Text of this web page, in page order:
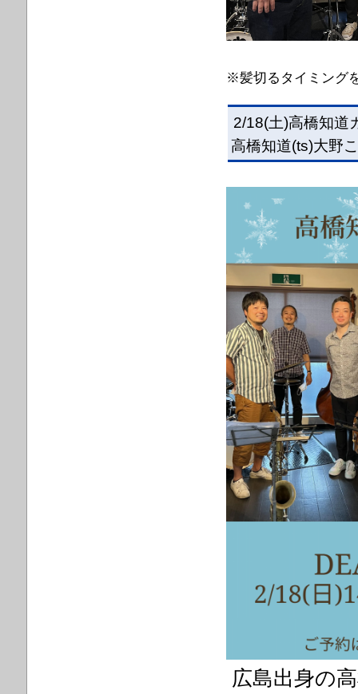
※髪切るタイミング
2/18(土)高橋知道
高橋知道(ts)大野
広島出身の